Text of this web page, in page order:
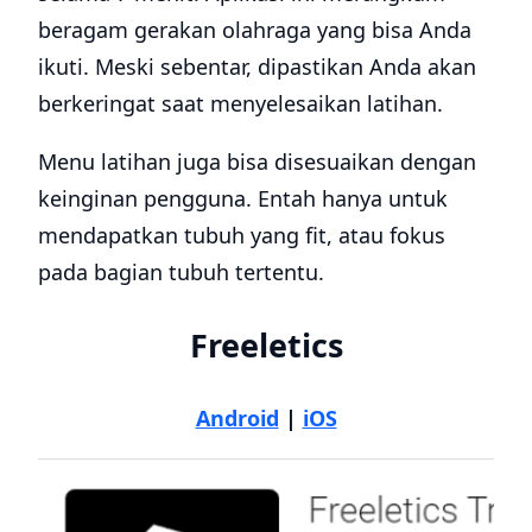
beragam gerakan olahraga yang bisa Anda
ikuti. Meski sebentar, dipastikan Anda akan
berkeringat saat menyelesaikan latihan.
Menu latihan juga bisa disesuaikan dengan
keinginan pengguna. Entah hanya untuk
mendapatkan tubuh yang fit, atau fokus
pada bagian tubuh tertentu.
Freeletics
Android | iOS